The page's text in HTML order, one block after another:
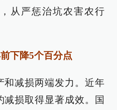
从严惩治坑农害农行
下降5个百分点
和减损两端发力。近年
损取得显著成效。国